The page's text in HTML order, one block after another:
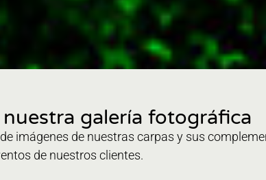
galería fotográfica
imágenes de nuestras carpas y sus
de nuestros clientes.